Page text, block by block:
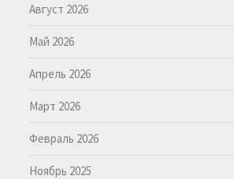
Август 2026
Май 2026
Апрель 2026
Март 2026
Февраль 2026
Ноябрь 2025